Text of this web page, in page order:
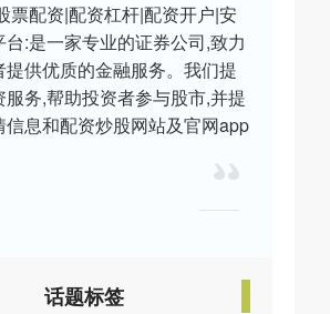
票配资|配资杠杆|配资开户|安
:是一家专业的证券公司,致力
提供优质的金融服务。我们提
务,帮助投资者参与股市,并提
信息和配资炒股网站及官网app
话题标签